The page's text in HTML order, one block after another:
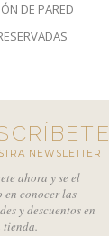
DE PARED
NEWSLETTER
ahora y se el
en conocer las
y descuentos en
tienda.